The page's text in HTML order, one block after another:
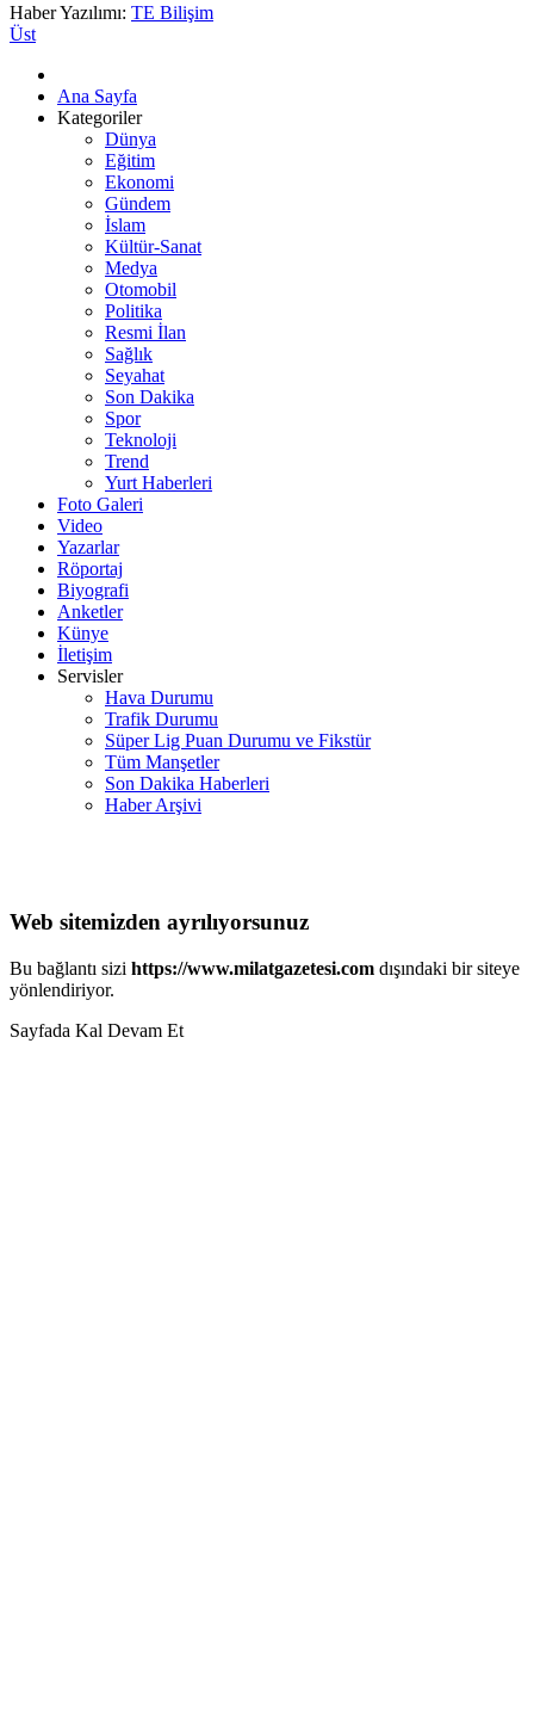
Haber Yazılımı: TE Bilişim
Üst
Ana Sayfa
Kategoriler
Dünya
Eğitim
Ekonomi
Gündem
İslam
Kültür-Sanat
Medya
Otomobil
Politika
Resmi İlan
Sağlık
Seyahat
Son Dakika
Spor
Teknoloji
Trend
Yurt Haberleri
Foto Galeri
Video
Yazarlar
Röportaj
Biyografi
Anketler
Künye
İletişim
Servisler
Hava Durumu
Trafik Durumu
Süper Lig Puan Durumu ve Fikstür
Tüm Manşetler
Son Dakika Haberleri
Haber Arşivi
Web sitemizden ayrılıyorsunuz
Bu bağlantı sizi https://www.milatgazetesi.com dışındaki bir siteye
yönlendiriyor.
Sayfada Kal Devam Et